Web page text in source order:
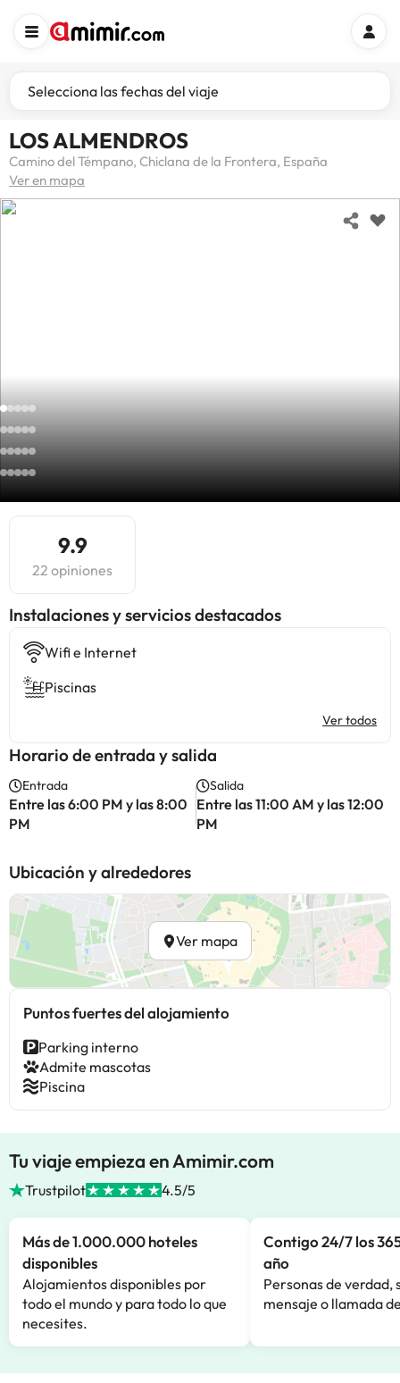
Selecciona las fechas del viaje
LOS ALMENDROS
Camino del Témpano, Chiclana de la Frontera, España
Ver en mapa
9.9
22 opiniones
Instalaciones y servicios destacados
Wifi e Internet
Piscinas
Ver todos
Horario de entrada y salida
Entrada
Entre las 6:00 PM y las 8:00
PM
Salida
Entre las 11:00 AM y las 12:00
PM
Ubicación y alrededores
Ver mapa
Puntos fuertes del alojamiento
Parking interno
Admite mascotas
Piscina
Tu viaje empieza en Amimir.com
Trustpilot 4.5/5
Más de 1.000.000 hoteles
disponibles
Alojamientos disponibles por
todo el mundo y para todo lo que
necesites.
Contigo 24/7 los
año
Personas de verdad,
mensaje o llamada